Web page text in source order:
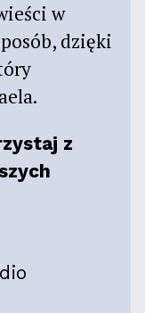
w
dzięki
z